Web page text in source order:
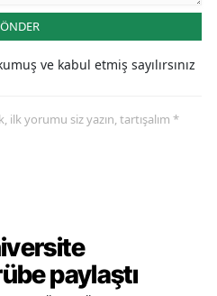
ve kabul etmiş sayılırsınız
yorumu siz yazın, tartışalım *
paylaştı